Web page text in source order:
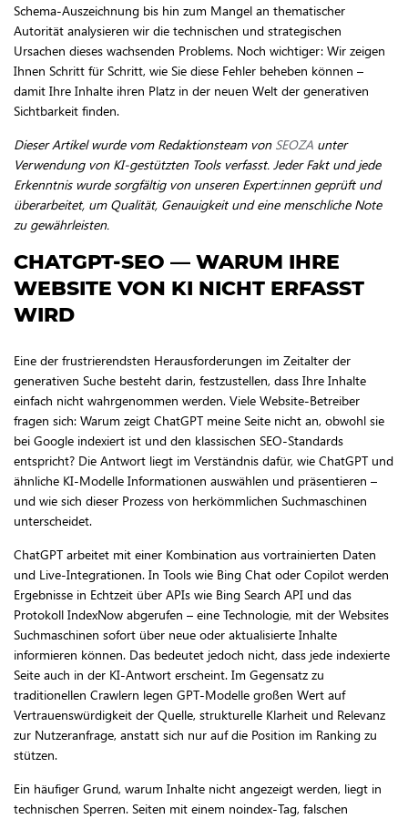
Schema-Auszeichnung bis hin zum Mangel an thematischer
Autorität analysieren wir die technischen und strategischen
Ursachen dieses wachsenden Problems. Noch wichtiger: Wir zeigen
Ihnen Schritt für Schritt, wie Sie diese Fehler beheben können –
damit Ihre Inhalte ihren Platz in der neuen Welt der generativen
Sichtbarkeit finden.
Dieser Artikel wurde vom Redaktionsteam von SEOZA unter
Verwendung von KI-gestützten Tools verfasst. Jeder Fakt und jede
Erkenntnis wurde sorgfältig von unseren Expert:innen geprüft und
überarbeitet, um Qualität, Genauigkeit und eine menschliche Note
zu gewährleisten.
CHATGPT-SEO — WARUM IHRE
WEBSITE VON KI NICHT ERFASST
WIRD
Eine der frustrierendsten Herausforderungen im Zeitalter der
generativen Suche besteht darin, festzustellen, dass Ihre Inhalte
einfach nicht wahrgenommen werden. Viele Website-Betreiber
fragen sich: Warum zeigt ChatGPT meine Seite nicht an, obwohl sie
bei Google indexiert ist und den klassischen SEO-Standards
entspricht? Die Antwort liegt im Verständnis dafür, wie ChatGPT und
ähnliche KI-Modelle Informationen auswählen und präsentieren –
und wie sich dieser Prozess von herkömmlichen Suchmaschinen
unterscheidet.
ChatGPT arbeitet mit einer Kombination aus vortrainierten Daten
und Live-Integrationen. In Tools wie Bing Chat oder Copilot werden
Ergebnisse in Echtzeit über APIs wie Bing Search API und das
Protokoll IndexNow abgerufen – eine Technologie, mit der Websites
Suchmaschinen sofort über neue oder aktualisierte Inhalte
informieren können. Das bedeutet jedoch nicht, dass jede indexierte
Seite auch in der KI-Antwort erscheint. Im Gegensatz zu
traditionellen Crawlern legen GPT-Modelle großen Wert auf
Vertrauenswürdigkeit der Quelle, strukturelle Klarheit und Relevanz
zur Nutzeranfrage, anstatt sich nur auf die Position im Ranking zu
stützen.
Ein häufiger Grund, warum Inhalte nicht angezeigt werden, liegt in
technischen Sperren. Seiten mit einem noindex-Tag, falschen